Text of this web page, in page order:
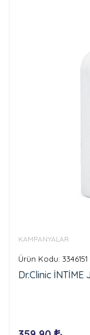
KAMPANYALAR
Ürün Kodu: 3346151
Dr.Clinic